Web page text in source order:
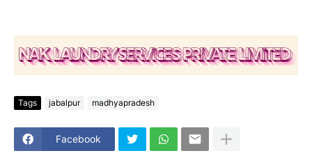
Tags jabalpur madhyapradesh
Facebook